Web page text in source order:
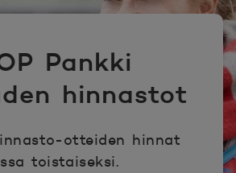
Pankki
hinnastot
otteiden hinnat
toistaiseksi.